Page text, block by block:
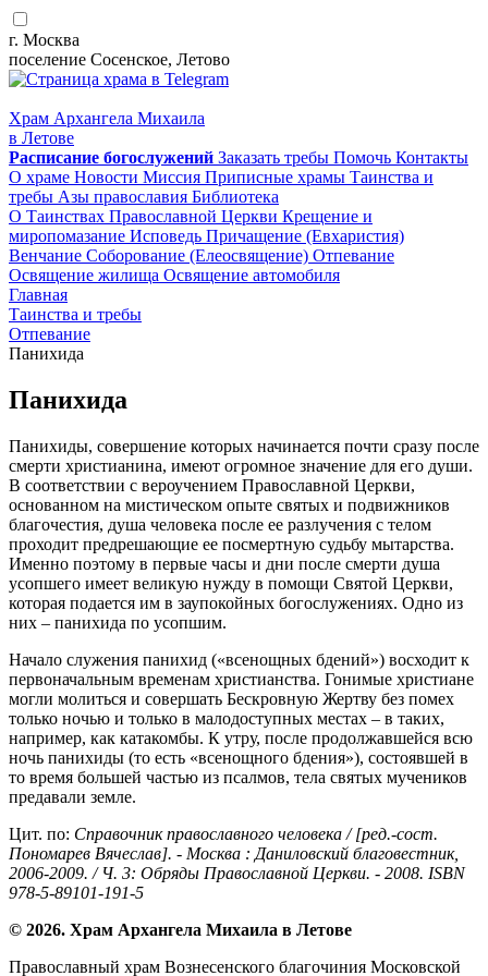
г. Москва
поселение Сосенское, Летово
Храм Архангела Михаила
в Летове
Расписание богослужений Заказать требы Помочь Контакты
О храме Новости Миссия Приписные храмы Таинства и
требы Азы православия Библиотека
О Таинствах Православной Церкви Крещение и
миропомазание Исповедь Причащение (Евхаристия)
Венчание Соборование (Елеосвящение) Отпевание
Освящение жилища Освящение автомобиля
Главная
Таинства и требы
Отпевание
Панихида
Панихида
Панихиды, совершение которых начинается почти сразу после
смерти христианина, имеют огромное значение для его души.
В соответствии с вероучением Православной Церкви,
основанном на мистическом опыте святых и подвижников
благочестия, душа человека после ее разлучения с телом
проходит предрешающие ее посмертную судьбу мытарства.
Именно поэтому в первые часы и дни после смерти душа
усопшего имеет великую нужду в помощи Святой Церкви,
которая подается им в заупокойных богослужениях. Одно из
них – панихида по усопшим.
Начало служения панихид («всенощных бдений») восходит к
первоначальным временам христианства. Гонимые христиане
могли молиться и совершать Бескровную Жертву без помех
только ночью и только в малодоступных местах – в таких,
например, как катакомбы. К утру, после продолжавшейся всю
ночь панихиды (то есть «всенощного бдения»), состоявшей в
то время большей частью из псалмов, тела святых мучеников
предавали земле.
Цит. по: Справочник православного человека / [ред.-сост.
Пономарев Вячеслав]. - Москва : Даниловский благовестник,
2006-2009. / Ч. 3: Обряды Православной Церкви. - 2008. ISBN
978-5-89101-191-5
© 2026. Храм Архангела Михаила в Летове
Православный храм Вознесенского благочиния Московской